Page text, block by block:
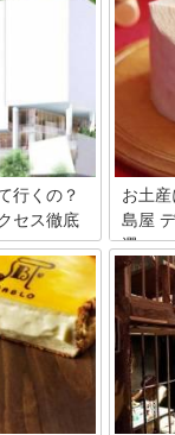
・ワイン・
、様々な種
。ラインア
ものや自分
やすいのも
は、コンビ
からおすす
ご紹介して
りなが
めるパ
おいし
じめ、
からデ
プも魅
おすす
行くの？
セス徹底
渋谷エリア
老舗ファッシ
ョッピング
っしゃるの
谷って本当
づらいです
渋谷パルコ
解説☆道の
お土
島屋
選
デパ地
スイー
の商品
つい手
高島屋
してみ